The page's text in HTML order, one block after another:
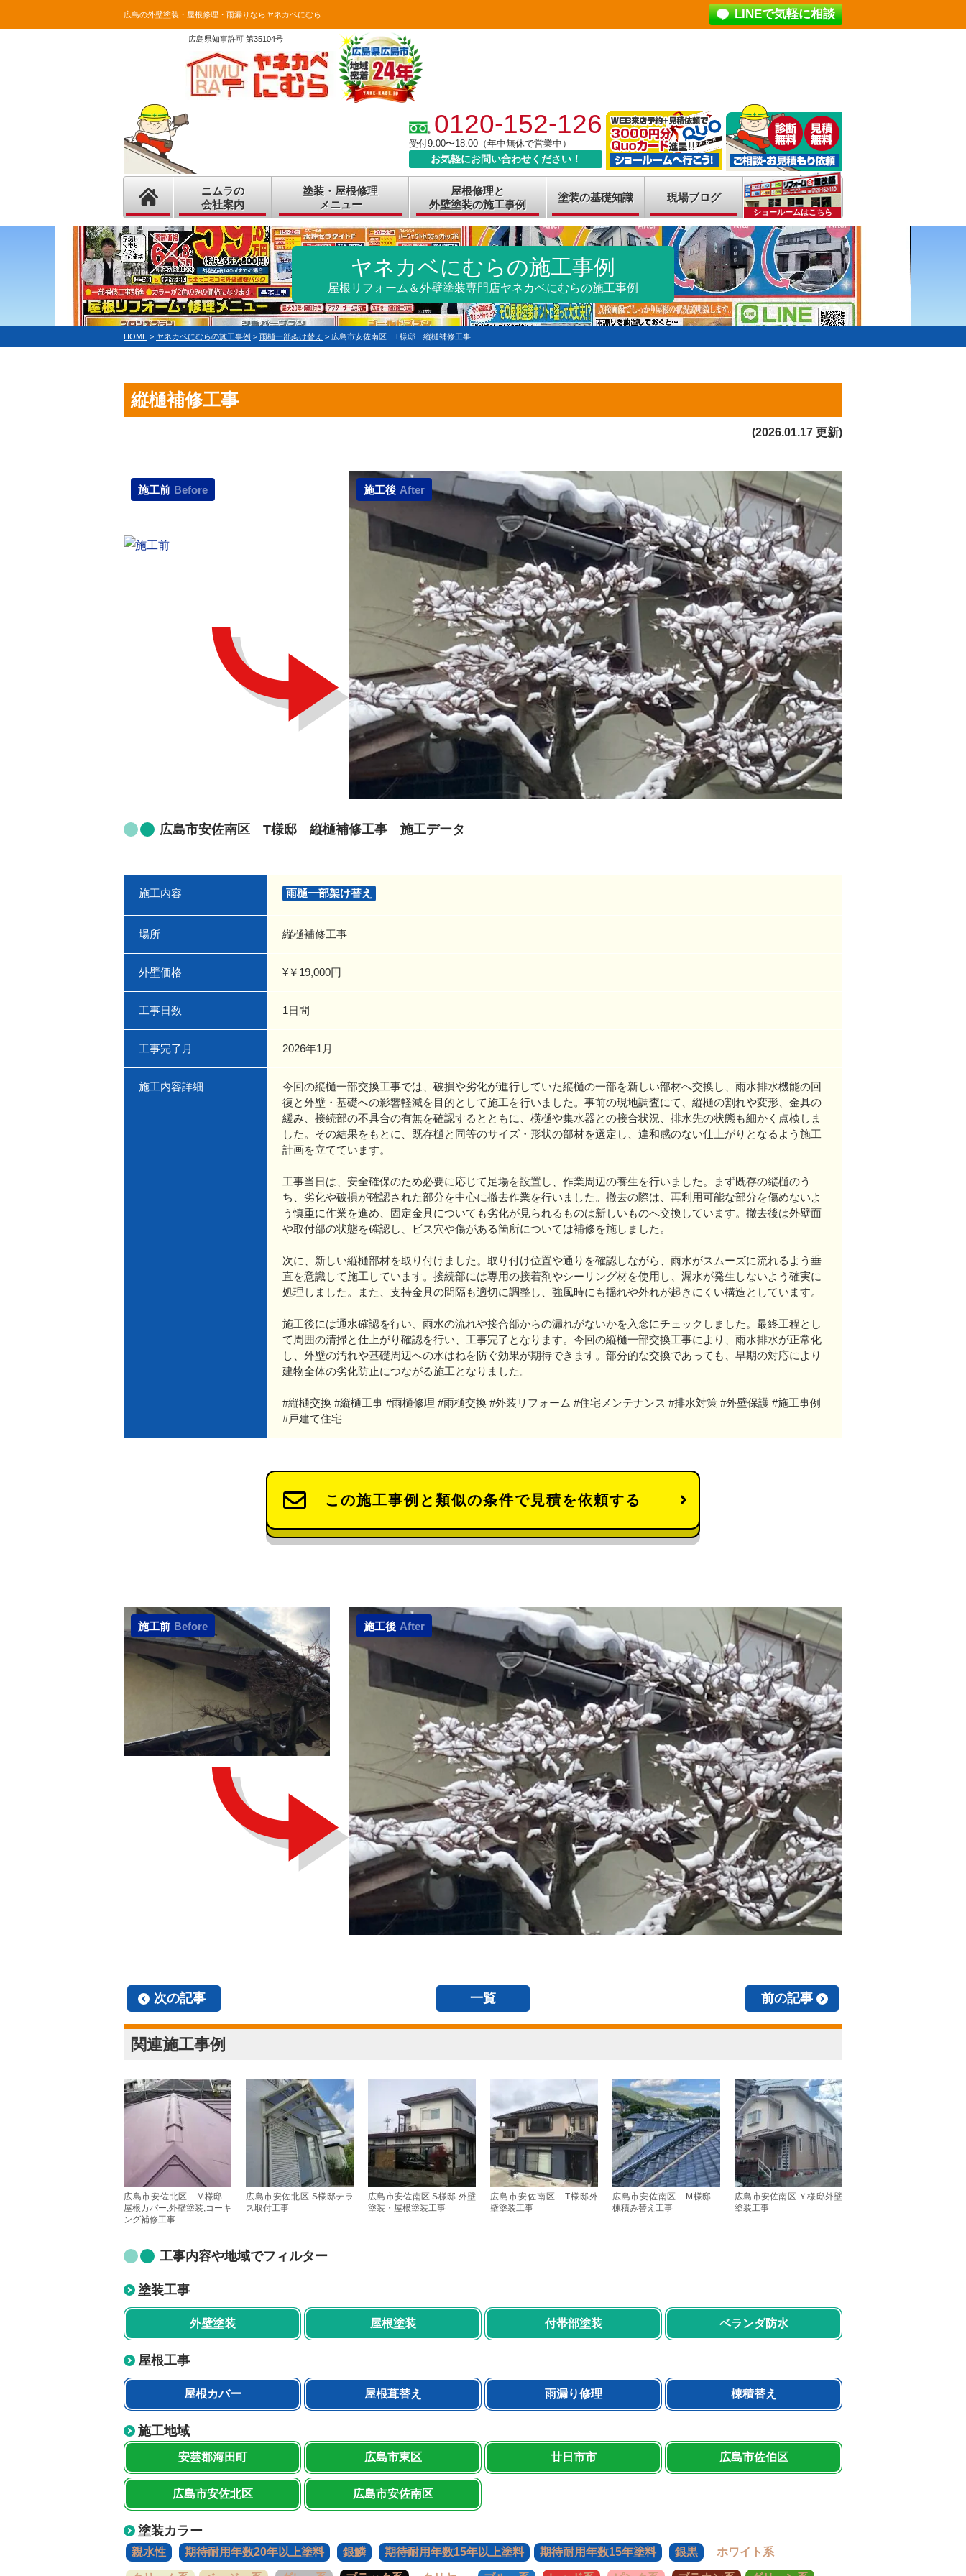
広島の外壁塗装・屋根修理・雨漏りならヤネカベにむら LINEで気軽に相談
広島県知事許可 第35104号
0120-152-126
受付9:00〜18:00（年中無休で営業中）
お気軽にお問い合わせください！
ニムラの
会社案内
塗装・屋根修理
メニュー
屋根修理と
外壁塗装の施工事例
塗装の基礎知識 現場ブログ
ショールームはこちら
ヤネカベにむらの施工事例
屋根リフォーム＆外壁塗装専門店ヤネカベにむらの施工事例
HOME > ヤネカベにむらの施工事例 > 雨樋一部架け替え > 広島市安佐南区 T様邸 縦樋補修工事
縦樋補修工事
(2026.01.17 更新)
施工後 After
施工前 Before
広島市安佐南区 T様邸 縦樋補修工事 施工データ
施工内容 雨樋一部架け替え
場所 縦樋補修工事
外壁価格 ¥￥19,000円
工事日数 1日間
工事完了月 2026年1月
施工内容詳細
今回の縦樋一部交換工事では、破損や劣化が進行していた縦樋の一部を新しい部材へ交換し、雨水排水機能の回
復と外壁・基礎への影響軽減を目的として施工を行いました。事前の現地調査にて、縦樋の割れや変形、金具の
緩み、接続部の不具合の有無を確認するとともに、横樋や集水器との接合状況、排水先の状態も細かく点検しま
した。その結果をもとに、既存樋と同等のサイズ・形状の部材を選定し、違和感のない仕上がりとなるよう施工
計画を立てています。
工事当日は、安全確保のため必要に応じて足場を設置し、作業周辺の養生を行いました。まず既存の縦樋のう
ち、劣化や破損が確認された部分を中心に撤去作業を行いました。撤去の際は、再利用可能な部分を傷めないよ
う慎重に作業を進め、固定金具についても劣化が見られるものは新しいものへ交換しています。撤去後は外壁面
や取付部の状態を確認し、ビス穴や傷がある箇所については補修を施しました。
次に、新しい縦樋部材を取り付けました。取り付け位置や通りを確認しながら、雨水がスムーズに流れるよう垂
直を意識して施工しています。接続部には専用の接着剤やシーリング材を使用し、漏水が発生しないよう確実に
処理しました。また、支持金具の間隔も適切に調整し、強風時にも揺れや外れが起きにくい構造としています。
施工後には通水確認を行い、雨水の流れや接合部からの漏れがないかを入念にチェックしました。最終工程とし
て周囲の清掃と仕上がり確認を行い、工事完了となります。今回の縦樋一部交換工事により、雨水排水が正常化
し、外壁の汚れや基礎周辺への水はねを防ぐ効果が期待できます。部分的な交換であっても、早期の対応により
建物全体の劣化防止につながる施工となりました。
#縦樋交換 #縦樋工事 #雨樋修理 #雨樋交換 #外装リフォーム #住宅メンテナンス #排水対策 #外壁保護 #施工事例
#戸建て住宅
この施工事例と類似の条件で見積を依頼する
施工前 Before 施工後 After
次の記事 一覧 前の記事
関連施工事例
広島市安佐北区 M様邸
屋根カバー,外壁塗装,コーキ
ング補修工事
広島市安佐北区 S様邸テラ
ス取付工事
広島市安佐南区 S様邸 外壁
塗装・屋根塗装工事
広島市安佐南区 T様邸外
壁塗装工事
広島市安佐南区 M様邸
棟積み替え工事
広島市安佐南区 Ｙ様邸外壁
塗装工事
工事内容や地域でフィルター
塗装工事
外壁塗装 屋根塗装 付帯部塗装 ベランダ防水
屋根工事
屋根カバー 屋根葺替え 雨漏り修理 棟積替え
施工地域
安芸郡海田町 広島市東区 廿日市市 広島市佐伯区
広島市安佐北区 広島市安佐南区
塗装カラー
親水性 期待耐用年数20年以上塗料 銀鱗 期待耐用年数15年以上塗料 期待耐用年数15年塗料 銀黒 ホワイト系